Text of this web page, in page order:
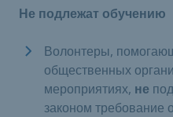
Не подлежат обучению
Волонтеры,
общественных
мероприятиях, не
законом требование